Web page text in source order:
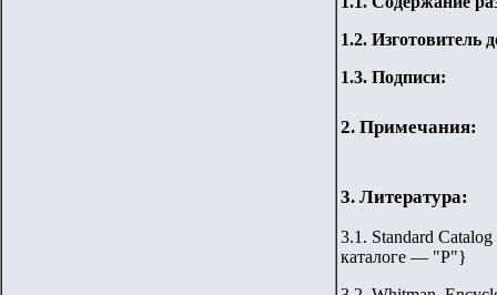
1.2. Изготовитель
1.3. Подписи:
2. Примечания:
3. Литература:
3.1. Standard
каталоге — "Р"}